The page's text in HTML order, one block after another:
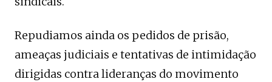
Repudiamos ainda os pedidos de prisão,
ameaças judiciais e tentativas de intimidação
dirigidas contra lideranças do movimento